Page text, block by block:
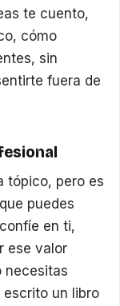
te cuento,
cómo
sin
fuera de
tópico, pero es
puedes
en ti,
ese valor
necesitas
escrito un libro